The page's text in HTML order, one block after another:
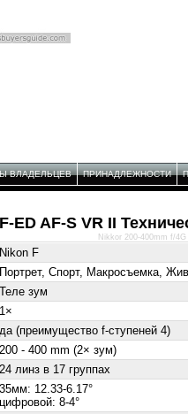
ВЛАДЕЛЬЦЕВ ПРИНАДЛЕЖНОСТИ
ED AF-S VR II
Nikon F
Портрет, Спорт, Макросъемка,
Теле зум
1×
да (преимущество f-ступеней 4)
200 - 400 mm (2× зум)
24 линз в 17 группах
35мм: 12.33-6.17°
цифровой: 8-4°
Nikkor 200-400mm f/